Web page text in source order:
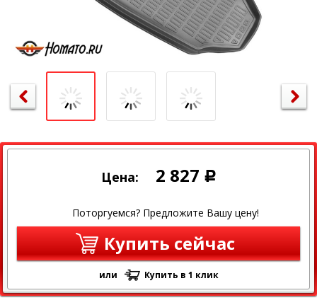
Цена: 2 827 Р
Поторгуемся? Предложите Вашу цену!
Купить сейчас
или Купить в 1 клик